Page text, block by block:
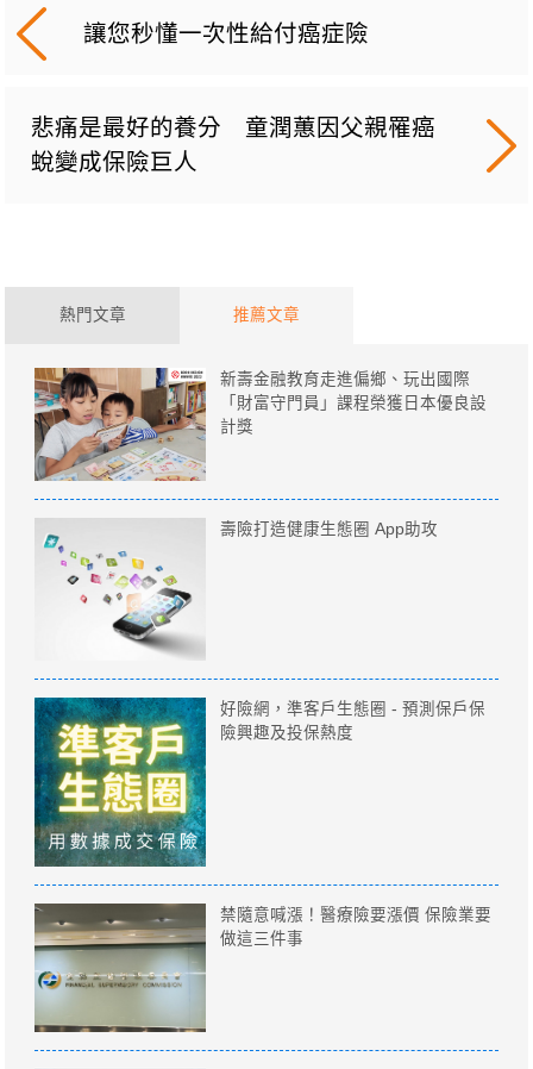
讓您秒懂一次性給付癌症險
悲痛是最好的養分 童潤蕙因父親罹癌
蛻變成保險巨人
熱門文章 推薦文章
新壽金融教育走進偏鄉、玩出國際
「財富守門員」課程榮獲日本優良設
計獎
壽險打造健康生態圈 App助攻
好險網，準客戶生態圈 - 預測保戶保
險興趣及投保熱度
禁隨意喊漲！醫療險要漲價 保險業要
做這三件事